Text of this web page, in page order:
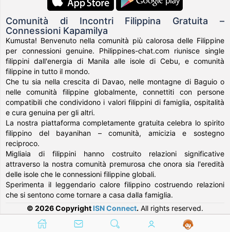
Comunità di Incontri Filippina Gratuita –
Connessioni Kapamilya
Kumusta! Benvenuto nella comunità più calorosa delle Filippine
per connessioni genuine. Philippines-chat.com riunisce single
filippini dall'energia di Manila alle isole di Cebu, e comunità
filippine in tutto il mondo.
Che tu sia nella crescita di Davao, nelle montagne di Baguio o
nelle comunità filippine globalmente, connettiti con persone
compatibili che condividono i valori filippini di famiglia, ospitalità
e cura genuina per gli altri.
La nostra piattaforma completamente gratuita celebra lo spirito
filippino del bayanihan – comunità, amicizia e sostegno
reciproco.
Migliaia di filippini hanno costruito relazioni significative
attraverso la nostra comunità premurosa che onora sia l'eredità
delle isole che le connessioni filippine globali.
Sperimenta il leggendario calore filippino costruendo relazioni
che si sentono come tornare a casa dalla famiglia.
© 2026 Copyright ISN Connect. All rights reserved.